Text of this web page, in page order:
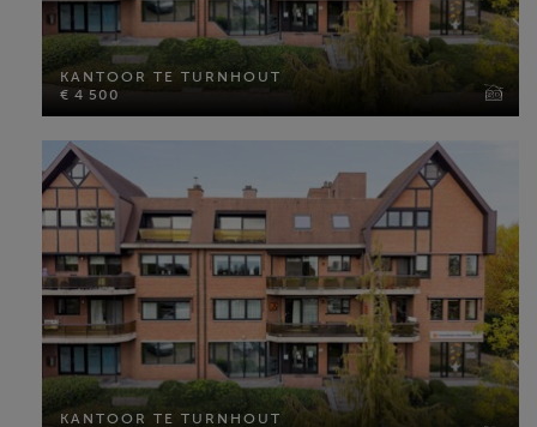
KANTOOR TE TURNHOUT
€ 4 500
KANTOOR TE TURNHOUT
€ 4 500
KANTOOR TE TURNHOUT
KANTOOR TE TURNHOUT
€ 530 000